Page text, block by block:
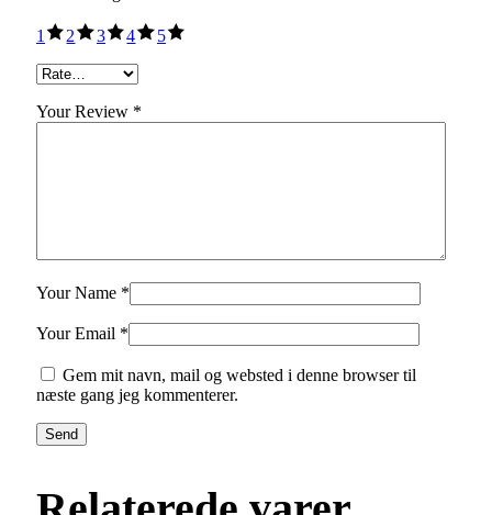
1 2 3 4 5
Your Review *
Your Name *
Your Email *
Gem mit navn, mail og websted i denne browser til
næste gang jeg kommenterer.
Send